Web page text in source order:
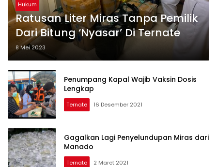
Hukum
Ratusan Liter Miras Tanpa Pemilik
Dari Bitung ‘Nyasar’ Di Ternate
8 Mei 2023
Penumpang Kapal Wajib Vaksin Dosis
Lengkap
Ternate 16 Desember 2021
Gagalkan Lagi Penyelundupan Miras dari
Manado
Ternate 2 Maret 2021